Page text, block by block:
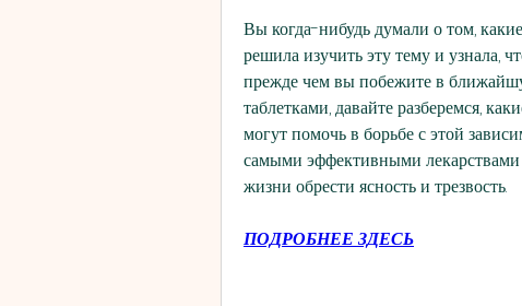
Вы когда-нибудь думали о том,
решила изучить эту тему и узнала,
прежде чем вы побежите в
таблетками, давайте разберемся,
могут помочь в борьбе с этой
самыми эффективными лекарствами
жизни обрести ясность и трезвость.
ПОДРОБНЕЕ ЗДЕСЬ